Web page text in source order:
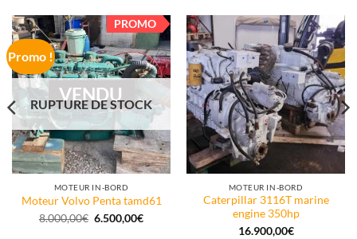
Promo !
VENDU
PROMO
RUPTURE DE STOCK
MOTEUR IN-BORD
Moteur Volvo Penta tamd61
8.000,00€ Le
6.500,00€Le
MOTEUR IN-BORD
Caterpillar 3116T marine
engine 350hp
16.900,00€